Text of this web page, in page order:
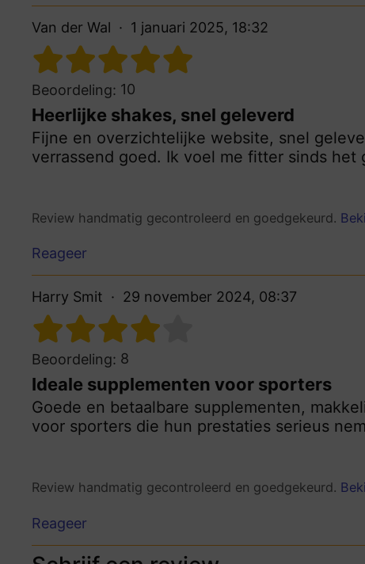
Van der Wal 1 januari 2025, 18:32
Beoordeling: 10
Heerlijke shakes, snel geleverd
Fijne en overzichtelijke website, snel
verrassend goed. Ik voel me fitter sinds het
Review handmatig gecontroleerd en goedgekeurd.
Reageer
Harry Smit 29 november 2024, 08:37
Beoordeling: 8
Ideale supplementen voor sporters
Goede en betaalbare supplementen,
voor sporters die hun prestaties serieus
Review handmatig gecontroleerd en goedgekeurd.
Reageer